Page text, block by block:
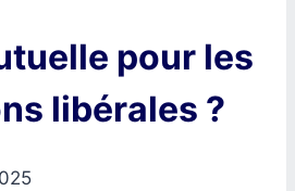
pour les
libérales ?